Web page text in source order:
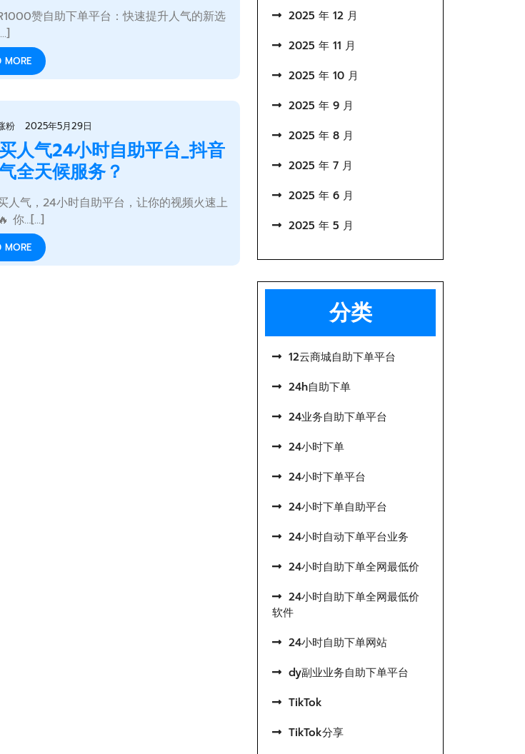
赞自助下单平台：快速提升人气的新选
MORE
粉 2025年5月29日
人气24小时自助平台_抖音
全天候服务？
人气，24小时自助平台，让你的视频火速上
你…[...]
MORE
2025 年 12 月
2025 年 11 月
2025 年 10 月
2025 年 9 月
2025 年 8 月
2025 年 7 月
2025 年 6 月
2025 年 5 月
分类
12云商城自助下单平台
24h自助下单
24业务自助下单平台
24小时下单
24小时下单平台
24小时下单自助平台
24小时自动下单平台业务
24小时自助下单全网最低价
24小时自助下单全网最低价
软件
24小时自助下单网站
dy副业业务自助下单平台
TikTok
TikTok分享